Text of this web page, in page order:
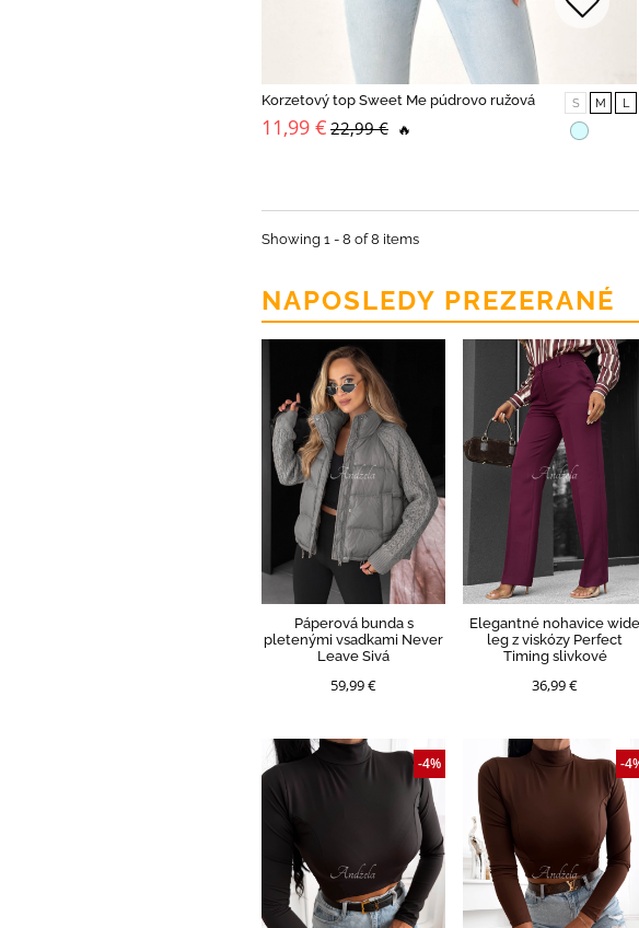
Korzetový top Sweet Me púdrovo ružová
11,99 € 22,99 € 🔥
S M L
Showing 1 - 8 of 8 items
NAPOSLEDY PREZERANÉ
Páperová bunda s
pletenými vsadkami Never
Leave Sivá
59,99 €
Elegantné nohavice wide
leg z viskózy Perfect
Timing slivkové
36,99 €
-4% -